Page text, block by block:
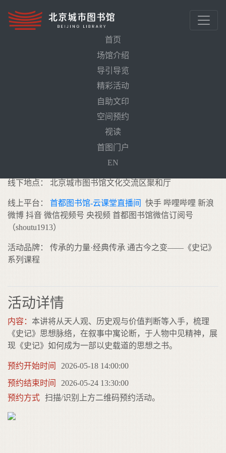
首页
场馆介绍
导引导览
精彩活动
自助文印
空间预约
视读
首图门户
EN
是非颇缪于圣人：《史记》中的思想世界
是非颇缪于圣人：《史记》中的思想世
活动时间： 2026年5月24日（周日）14:00-15:30
线下地点： 北京城市图书馆文化交流区聚和厅
线上平台： 首都图书馆-云课堂直播间
快手 哔哩哔哩 新浪
微博 抖音 微信视频号 央视频 首都图书馆微信订阅号
（shoutu1913）
活动品牌： 传承的力量·经典传承 通古今之变——《史记》
系列课程
活动详情
内容： 本讲将从天人观、历史观与价值判断等入手，梳理
《史记》思想脉络，在叙事中寓论断，于人物中见精神，展
现《史记》如何成为一部以史载道的思想之书。
预约开始时间
2026-05-18 14:00:00
预约结束时间
2026-05-24 13:30:00
预约方式 扫描/识别上方二维码预约活动。